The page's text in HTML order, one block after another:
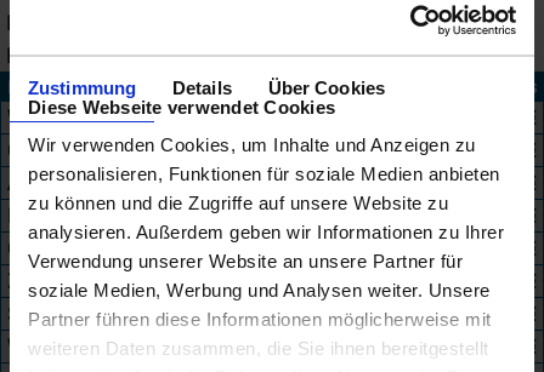
Zustimmung Details
Über Cookies
Diese Webseite verwendet Cookies
Wir verwenden Cookies, um Inhalte und Anzeigen zu
personalisieren, Funktionen für soziale Medien anbieten
zu können und die Zugriffe auf unsere Website zu
analysieren. Außerdem geben wir Informationen zu Ihrer
Verwendung unserer Website an unsere Partner für
soziale Medien, Werbung und Analysen weiter. Unsere
Partner führen diese Informationen möglicherweise mit
weiteren Daten zusammen, die Sie ihnen bereitgestellt
Reederei
Kreuzfahrtdauer
1 bis 5 Nächte
Kreuzfahrtgebiet Angebote ab Preis
Westliches Mittelmeer
123 €
Östliche Karibik
1029
154 €
Atlantik Europa
31
173 €
Fernost
184
191 €
Östliches Mittelmeer
36
205 €
Zentrales Mittelmeer
21
263 €
Südafrika
36
267 €
Westliche Karibik
18 272 €